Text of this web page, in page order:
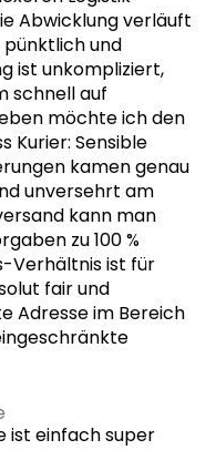
Abwicklung verläuft
pünktlich und
ist unkompliziert,
schnell auf
möchte ich den
Kurier: Sensible
kamen genau
unversehrt am
kann man
zu 100 %
Verhältnis ist für
fair und
Adresse im Bereich
ist einfach super